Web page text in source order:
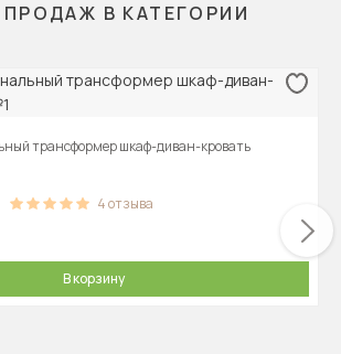
В КАТЕГОРИИ
трансформер шкаф-диван-кровать
4отзыва
В корзину